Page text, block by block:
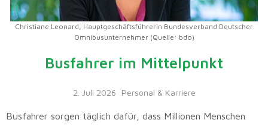
Christiane Leonard, Hauptgeschäftsführerin Bundesverband Deutscher
Omnibusunternehmer (Quelle: bdo)
Busfahrer im Mittelpunkt
2. Juli 2026 Personal & Karriere
Busfahrer sorgen täglich dafür, dass Millionen Menschen